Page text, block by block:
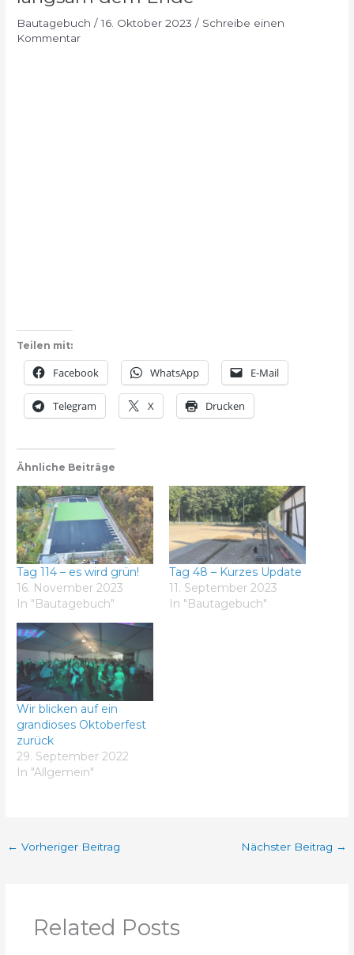
Bautagebuch /16. Oktober 2023/ Schreibe einen
Kommentar
Teilen mit:
Facebook WhatsApp E-Mail
Telegram X Drucken
Ähnliche Beiträge
Tag 114 – es wird grün!
16. November 2023
In "Bautagebuch"
Tag 48 – Kurzes Update
11. September 2023
In "Bautagebuch"
Wir blicken auf ein
grandioses Oktoberfest
zurück
29. September 2022
In "Allgemein"
← Vorheriger Beitrag Nächster Beitrag →
Related Posts